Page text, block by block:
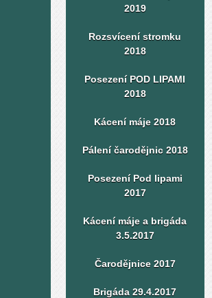
2019
Rozsvícení stromku
2018
Posezení POD LIPAMI
2018
Kácení máje 2018
Pálení čarodějnic 2018
Posezení Pod lipami
2017
Kácení máje a brigáda
3.5.2017
Čarodějnice 2017
Brigáda 29.4.2017